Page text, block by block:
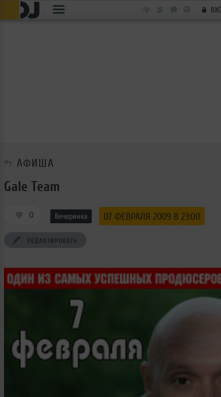
АФИША
Gale Team
0 Вечеринка 07 ФЕВРАЛЯ 2009 В 23:00
РЕДАКТИРОВАТЬ